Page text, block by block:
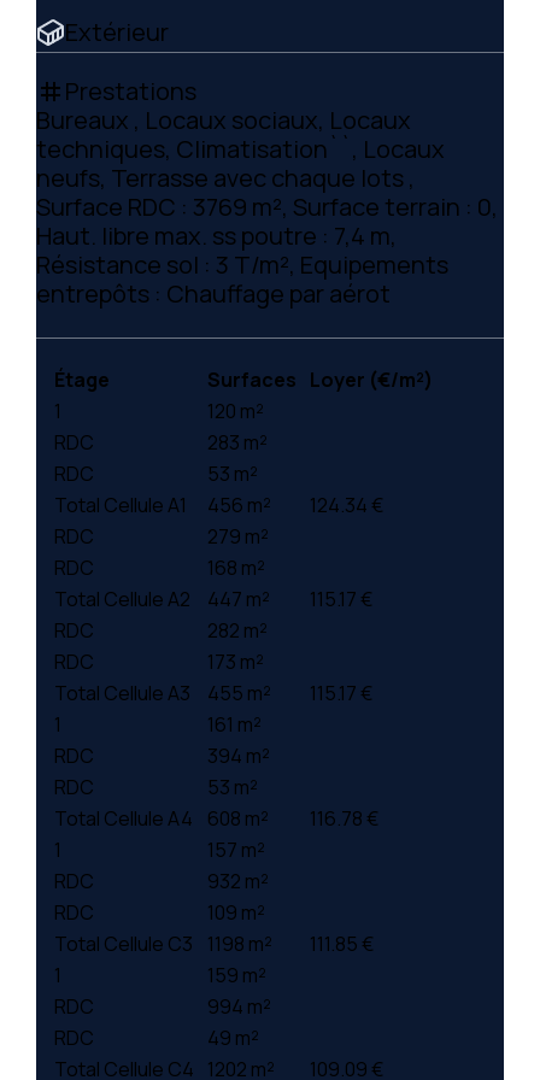
Extérieur
tag Prestations
Bureaux , Locaux sociaux, Locaux
techniques, Climatisation``, Locaux
neufs, Terrasse avec chaque lots ,
Surface RDC : 3769 m², Surface terrain : 0,
Haut. libre max. ss poutre : 7,4 m,
Résistance sol : 3 T/m², Equipements
entrepôts : Chauffage par aérot
Étage Surfaces Loyer (€/m²)
1
120 m²
RDC
283 m²
RDC
53 m²
Total Cellule A1
456 m²
124.34 €
RDC
279 m²
RDC
168 m²
Total Cellule A2
447 m²
115.17 €
RDC
282 m²
RDC
173 m²
Total Cellule A3
455 m²
115.17 €
1
161 m²
RDC
394 m²
RDC
53 m²
Total Cellule A4
608 m²
116.78 €
1
157 m²
RDC
932 m²
RDC
109 m²
Total Cellule C3
1198 m²
111.85 €
1
159 m²
RDC
994 m²
RDC
49 m²
Total Cellule C4 1202 m²
109.09 €